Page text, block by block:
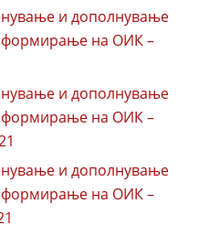
и дополнување
формирање на ОИК –
и дополнување
формирање на ОИК –
и дополнување
формирање на ОИК –